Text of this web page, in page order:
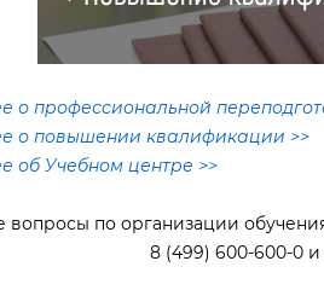
о профессиональной
о повышении квалификации >>
об Учебном центре >>
вопросы по организации
8 (499) 600-600-0 и